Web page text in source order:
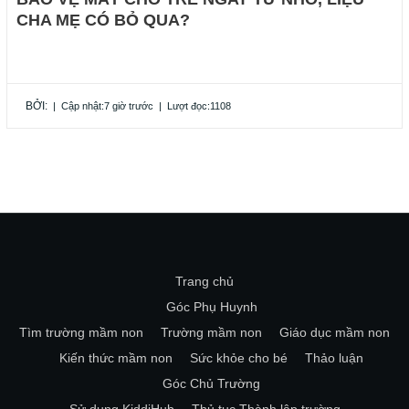
CHA MẸ CÓ BỎ QUA?
BỞI: | Cập nhật:7 giờ trước | Lượt đọc:1108
Trang chủ
Góc Phụ Huynh
Tìm trường mầm non
Trường mầm non
Giáo dục mầm non
Kiến thức mầm non
Sức khỏe cho bé
Thảo luận
Góc Chủ Trường